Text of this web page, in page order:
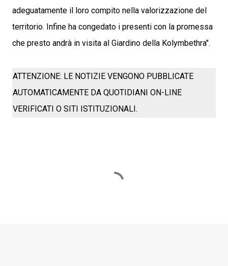
adeguatamente il loro compito nella valorizzazione del
territorio. Infine ha congedato i presenti con la promessa
che presto andrà in visita al Giardino della Kolymbethra".
ATTENZIONE: LE NOTIZIE VENGONO PUBBLICATE
AUTOMATICAMENTE DA QUOTIDIANI ON-LINE
VERIFICATI O SITI ISTITUZIONALI.